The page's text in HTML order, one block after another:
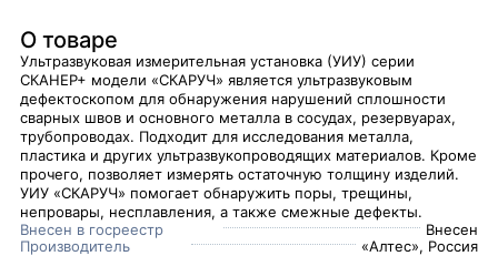
О товаре
Ультразвуковая измерительная установка (УИУ) серии
СКАНЕР+ модели «СКАРУЧ» является ультразвуковым
дефектоскопом для обнаружения нарушений сплошности
сварных швов и основного металла в сосудах, резервуарах,
трубопроводах. Подходит для исследования металла,
пластика и других ультразвукопроводящих материалов. Кроме
прочего, позволяет измерять остаточную толщину изделий.
УИУ «СКАРУЧ» помогает обнаружить поры, трещины,
непровары, несплавления, а также смежные дефекты.
Внесен в госреестр
Внесен
Производитель
«Алтес», Россия